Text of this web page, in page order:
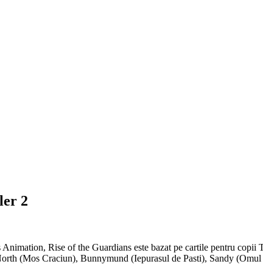
2
Rise of the Guardians este bazat pe cartile pentru
(Mos Craciun), Bunnymund (Iepurasul de Pasti), Sandy